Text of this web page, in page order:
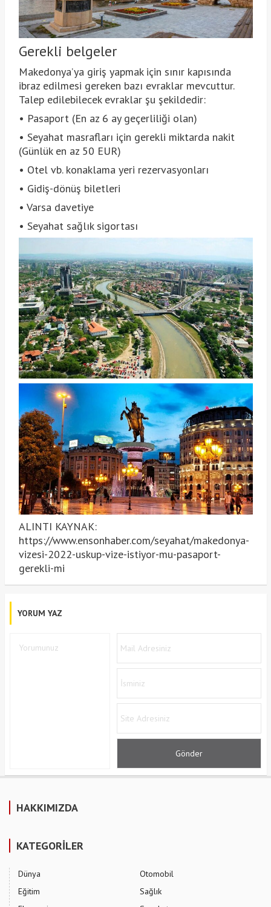
Gerekli belgeler
Makedonya’ya giriş yapmak için sınır kapısında
ibraz edilmesi gereken bazı evraklar mevcuttur.
Talep edilebilecek evraklar şu şekildedir:
• Pasaport (En az 6 ay geçerliliği olan)
• Seyahat masrafları için gerekli miktarda nakit
(Günlük en az 50 EUR)
• Otel vb. konaklama yeri rezervasyonları
• Gidiş-dönüş biletleri
• Varsa davetiye
• Seyahat sağlık sigortası
ALINTI KAYNAK:
https://www.ensonhaber.com/seyahat/makedonya-
vizesi-2022-uskup-vize-istiyor-mu-pasaport-
gerekli-mi
YORUM YAZ
HAKKIMIZDA
KATEGORİLER
Dünya
Eğitim
Otomobil
Sağlık